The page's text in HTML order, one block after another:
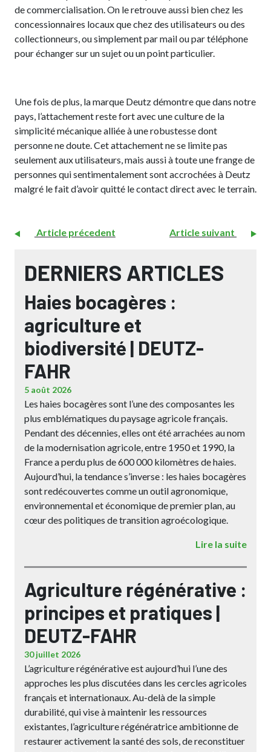
de commercialisation. On le retrouve aussi bien chez les
concessionnaires locaux que chez des utilisateurs ou des
collectionneurs, ou simplement par mail ou par téléphone
pour échanger sur un sujet ou un point particulier.
Une fois de plus, la marque Deutz démontre que dans notre
pays, l’attachement reste fort avec une culture de la
simplicité mécanique alliée à une robustesse dont
personne ne doute. Cet attachement ne se limite pas
seulement aux utilisateurs, mais aussi à toute une frange de
personnes qui sentimentalement sont accrochées à Deutz
malgré le fait d’avoir quitté le contact direct avec le terrain.
Article précedent Article suivant
DERNIERS ARTICLES
Haies bocagères :
agriculture et
biodiversité | DEUTZ-
FAHR
5 août 2026
Les haies bocagères sont l’une des composantes les
plus emblématiques du paysage agricole français.
Pendant des décennies, elles ont été arrachées au nom
de la modernisation agricole, entre 1950 et 1990, la
France a perdu plus de 600 000 kilomètres de haies.
Aujourd’hui, la tendance s’inverse : les haies bocagères
sont redécouvertes comme un outil agronomique,
environnemental et économique de premier plan, au
cœur des politiques de transition agroécologique.
Lire la suite
Agriculture régénérative :
principes et pratiques |
DEUTZ-FAHR
30 juillet 2026
L’agriculture régénérative est aujourd’hui l’une des
approches les plus discutées dans les cercles agricoles
français et internationaux. Au-delà de la simple
durabilité, qui vise à maintenir les ressources
existantes, l’agriculture régénératrice ambitionne de
restaurer activement la santé des sols, de reconstituer